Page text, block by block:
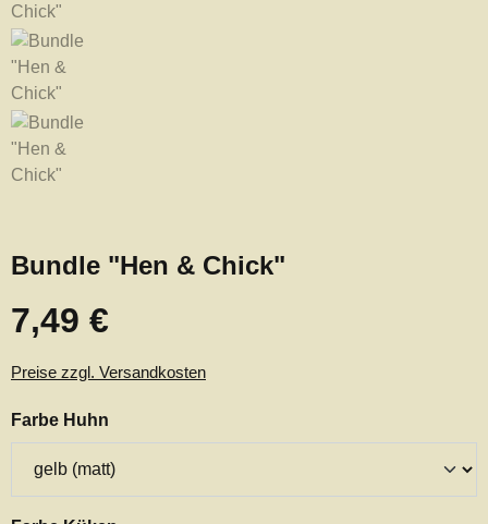
Bundle "Hen & Chick"
Regulärer Preis:
7,49 €
Preise zzgl. Versandkosten
Farbe Huhn